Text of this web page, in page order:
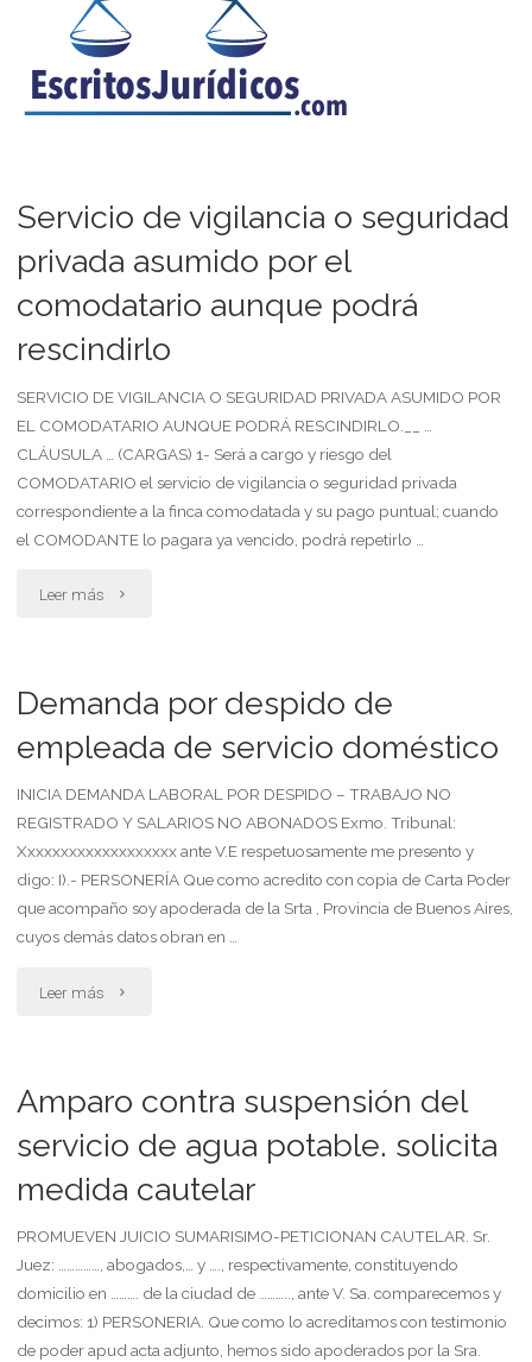
Servicio de vigilancia o seguridad
privada asumido por el
comodatario aunque podrá
rescindirlo
SERVICIO DE VIGILANCIA O SEGURIDAD PRIVADA ASUMIDO POR
EL COMODATARIO AUNQUE PODRÁ RESCINDIRLO.__ …
CLÁUSULA … (CARGAS) 1- Será a cargo y riesgo del
COMODATARIO el servicio de vigilancia o seguridad privada
correspondiente a la finca comodatada y su pago puntual; cuando
el COMODANTE lo pagara ya vencido, podrá repetirlo …
Leer más "Servicio
vigilancia
privada
asumido
podrá
rescindirlo"
Demanda por despido de
empleada de servicio doméstico
INICIA DEMANDA LABORAL POR DESPIDO – TRABAJO NO
REGISTRADO Y SALARIOS NO ABONADOS Exmo. Tribunal:
Xxxxxxxxxxxxxxxxxxx ante V.E respetuosamente me presento y
digo: I).- PERSONERÍA Que como acredito con copia de Carta Poder
que acompaño soy apoderada de la Srta , Provincia de Buenos Aires,
cuyos demás datos obran en …
Leer más "Demanda
de
empleada
de
servicio
doméstico"
Amparo contra suspensión del
servicio de agua potable. solicita
medida cautelar
PROMUEVEN JUICIO SUMARISIMO-PETICIONAN CAUTELAR. Sr.
Juez: ……………, abogados,… y …., respectivamente, constituyendo
domicilio en ………. de la ciudad de ……….., ante V. Sa. comparecemos y
decimos: 1) PERSONERIA. Que como lo acreditamos con testimonio
de poder apud acta adjunto, hemos sido apoderados por la Sra.